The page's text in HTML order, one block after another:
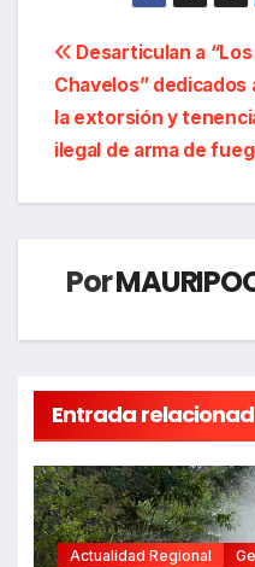
Navegación
de
entradas
Desarticulan a “Los
Chavelos” dedicados
la extorsión y
ilegal de arma de
Por
Entrada
Actualidad Regional